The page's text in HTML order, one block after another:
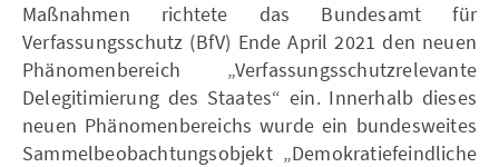
Maßnahmen richtete das Bundesamt für
Verfassungsschutz (BfV) Ende April 2021 den neuen
Phänomenbereich „Verfassungsschutzrelevante
Delegitimierung des Staates“ ein. Innerhalb dieses
neuen Phänomenbereichs wurde ein bundesweites
Sammelbeobachtungsobjekt „Demokratiefeindliche